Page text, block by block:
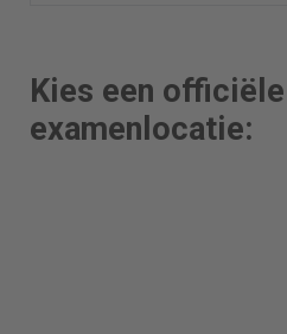
Kies een
examenlocatie: